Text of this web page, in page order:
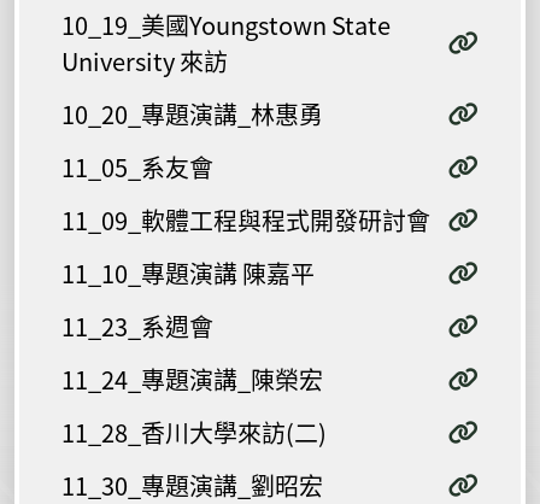
10_19_美國Youngstown State
University 來訪
10_20_專題演講_林惠勇
11_05_系友會
11_09_軟體工程與程式開發研討會
11_10_專題演講 陳嘉平
11_23_系週會
11_24_專題演講_陳榮宏
11_28_香川大學來訪(二)
11_30_專題演講_劉昭宏